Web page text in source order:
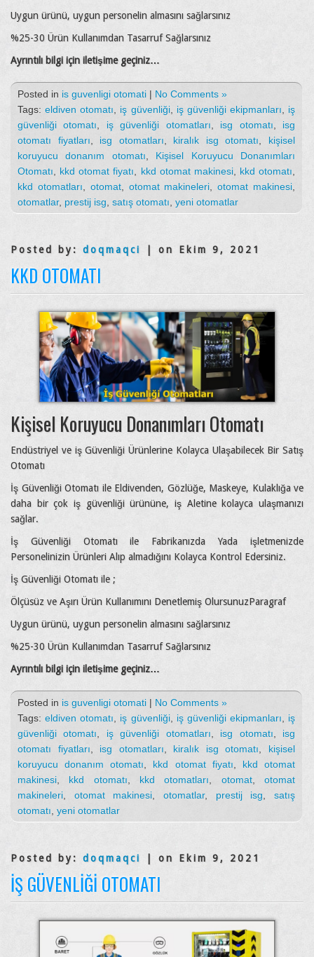
Uygun ürünü, uygun personelin almasını sağlarsınız
%25-30 Ürün Kullanımdan Tasarruf Sağlarsınız
Ayrıntılı bilgi için iletişime geçiniz…
Posted in is guvenligi otomati | No Comments »
Tags:eldiven otomatı iş güvenliği, iş güvenliği ekipmanları
iş
güvenliği otomatı
iş güvenliği otomatları isg otomatı
isg
otomatı fiyatları
isg otomatları kiralık isg otomatı
kişisel
koruyucu donanım otomatı
Kişisel Koruyucu Donanımları
Otomatı
kkd otomat fiyatı kkd otomat makinesi, kkd otomatı
kkd otomatları
otomat, otomat makineleri ,otomat makinesi
otomatlar, prestij isg satış otomatı yeni otomatlar
Posted by: doqmaqci | on Ekim 9, 2021
KKD OTOMATI
Kişisel Koruyucu Donanımları Otomatı
Endüstriyel ve iş Güvenliği Ürünlerine Kolayca Ulaşabilecek Bir Satış
Otomatı
İş Güvenliği Otomatı ile Eldivenden, Gözlüğe, Maskeye, Kulaklığa ve
daha bir çok iş güvenliği ürününe, iş Aletine kolayca ulaşmanızı
sağlar.
İş Güvenliği Otomatı ile Fabrikanızda Yada işletmenizde
Personelinizin Ürünleri Alıp almadığını Kolayca Kontrol Edersiniz.
İş Güvenliği Otomatı ile ;
Ölçüsüz ve Aşırı Ürün Kullanımını Denetlemiş OlursunuzParagraf
Uygun ürünü, uygun personelin almasını sağlarsınız
%25-30 Ürün Kullanımdan Tasarruf Sağlarsınız
Ayrıntılı bilgi için iletişime geçiniz…
Posted in is guvenligi otomati | No Comments »
Tags:eldiven otomatı, iş güvenliği, iş güvenliği ekipmanları, iş
güvenliği otomatı, iş güvenliği otomatları, isg otomatı, isg
otomatı fiyatları, isg otomatları, kiralık isg otomatı, kişisel
koruyucu donanım otomatı, kkd otomat fiyatı, kkd otomat
makinesi, kkd otomatı, kkd otomatları, otomat,otomat
makineleri, otomat makinesi,otomatlar, prestij isg,satış
otomatı, yeni otomatlar
Posted by: doqmaqci | on Ekim 9, 2021
İŞ GÜVENLIĞI OTOMATI